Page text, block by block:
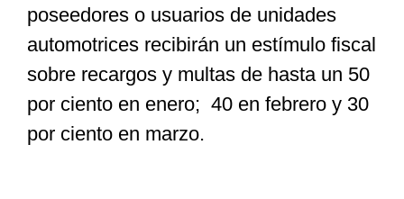
poseedores o usuarios de unidades
automotrices recibirán un estímulo fiscal
sobre recargos y multas de hasta un 50
por ciento en enero; 40 en febrero y 30
por ciento en marzo.